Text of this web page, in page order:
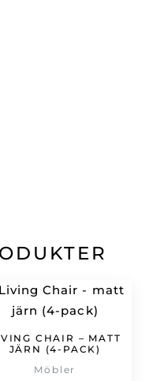
CHAIR – MATT
JÄRN (4-PACK)
Möbler